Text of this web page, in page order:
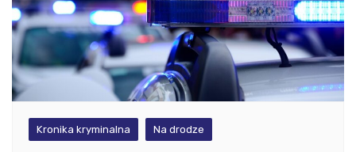
Kronika kryminalna Na drodze